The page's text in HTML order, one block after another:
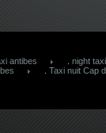
antibes
night
Taxi nuit Cap